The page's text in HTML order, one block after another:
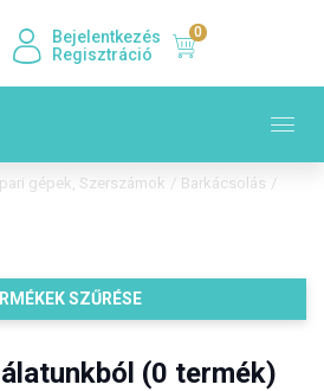
Bejelentkezés
Regisztráció
0
gépek, Szerszámok / Barkácsolás /
SZŰRÉSE
(0 termék)